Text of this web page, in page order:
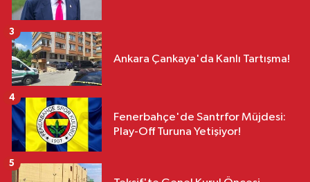
Ankara Çankaya'da Kanlı Tartışma!
3
Fenerbahçe'de Santrfor Müjdesi:
Play-Off Turuna Yetişiyor!
4
5